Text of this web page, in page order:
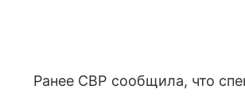
Ранее СВР сообщила, что